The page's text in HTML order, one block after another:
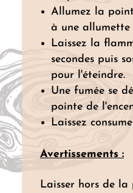
Allumez la
à une
Laissez la
secondes puis
pour l'éteindre.
Une fumée se
pointe de
Laissez
Avertissements :
Laisser hors de